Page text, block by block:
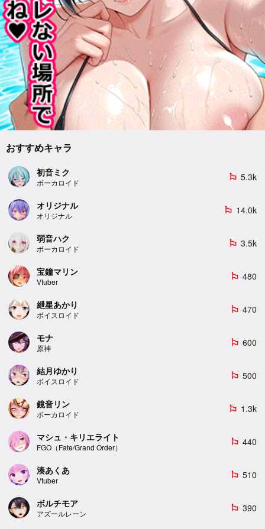
おすすめキャラ
初音ミク
ボーカロイド
emoji_flags 5.3k
オリジナル
オリジナル
emoji_flags 14.0k
弱音ハク
ボーカロイド
emoji_flags 3.5k
宝鐘マリン
Vtuber
emoji_flags 480
紲星あかり
ボイスロイド
emoji_flags 470
モナ
原神
emoji_flags 600
結月ゆかり
ボイスロイド
emoji_flags 500
鏡音リン
ボーカロイド
emoji_flags 1.3k
マシュ・キリエライト
FGO（Fate/Grand Order）
emoji_flags 440
湊あくあ
Vtuber
emoji_flags 510
ボルチモア
アズールレーン
emoji_flags 390